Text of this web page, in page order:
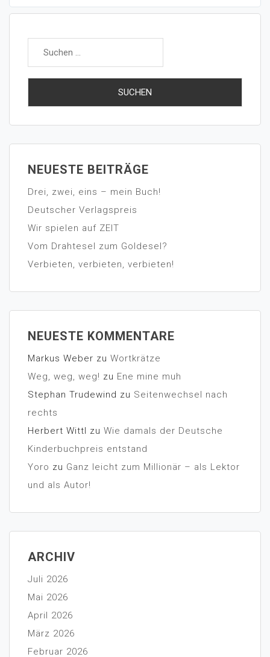
NEUESTE BEITRÄGE
Drei, zwei, eins – mein Buch!
Deutscher Verlagspreis
Wir spielen auf ZEIT
Vom Drahtesel zum Goldesel?
Verbieten, verbieten, verbieten!
NEUESTE KOMMENTARE
Markus Weber zu Wortkrätze
Weg, weg, weg! zu Ene mine muh
Stephan Trudewind zu Seitenwechsel nach
rechts
Herbert Wittl zu Wie damals der Deutsche
Kinderbuchpreis entstand
Yoro zu Ganz leicht zum Millionär – als Lektor
und als Autor!
ARCHIV
Juli 2026
Mai 2026
April 2026
März 2026
Februar 2026